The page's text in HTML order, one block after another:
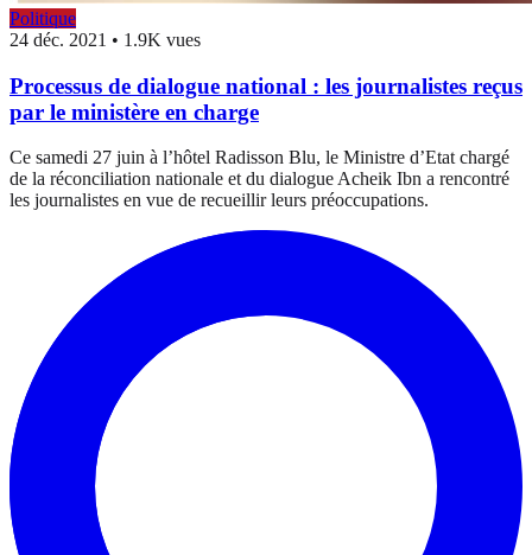
Politique
24 déc. 2021 • 1.9K vues
Processus de dialogue national : les journalistes reçus
par le ministère en charge
Ce samedi 27 juin à l’hôtel Radisson Blu, le Ministre d’Etat chargé
de la réconciliation nationale et du dialogue Acheik Ibn a rencontré
les journalistes en vue de recueillir leurs préoccupations.